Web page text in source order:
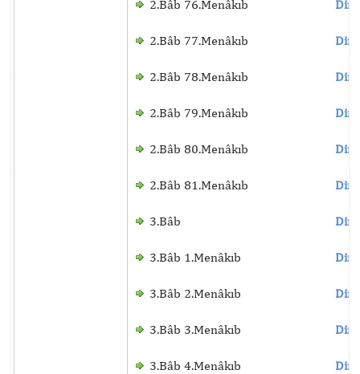
2.Bâb 76.Menâkıb
2.Bâb 77.Menâkıb
2.Bâb 78.Menâkıb
2.Bâb 79.Menâkıb
2.Bâb 80.Menâkıb
2.Bâb 81.Menâkıb
3.Bâb
3.Bâb 1.Menâkıb
3.Bâb 2.Menâkıb
3.Bâb 3.Menâkıb
3.Bâb 4.Menâkıb